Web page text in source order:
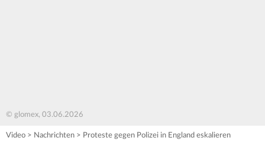
© glomex, 03.06.2026
Video > Nachrichten > Proteste gegen Polizei in England eskalieren